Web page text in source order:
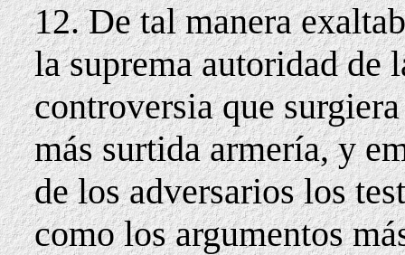
12. De tal manera
la suprema autoridad de
controversia que
más surtida armería, y
de los adversarios los
como los argumentos